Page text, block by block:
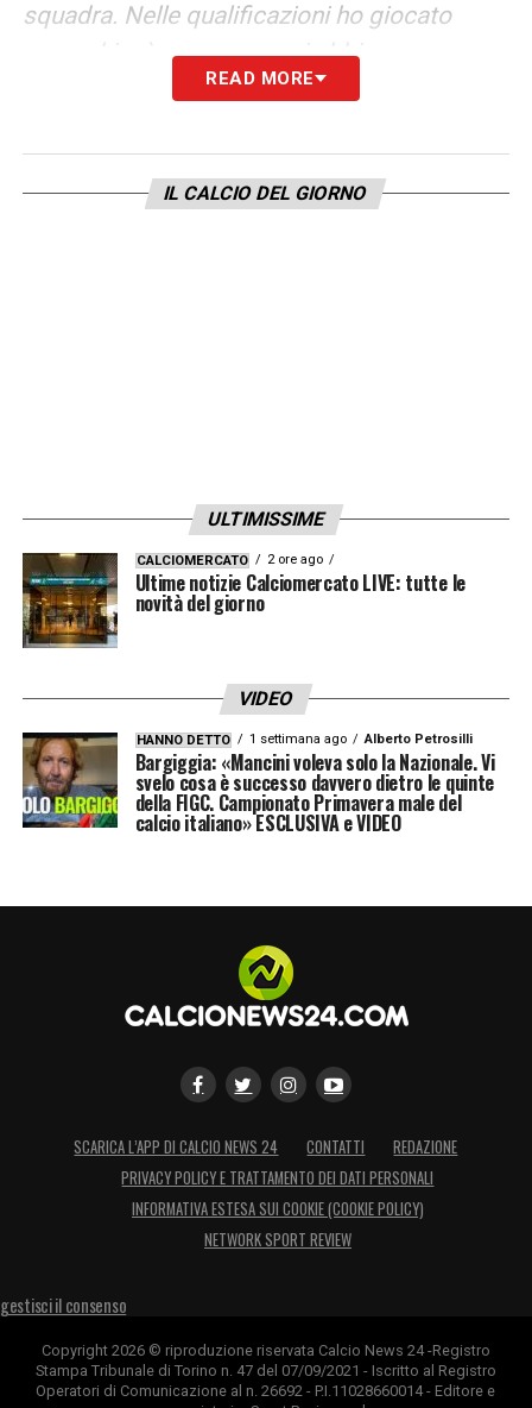
squadra. Nelle qualificazioni ho giocato
parecchio, è vero, ma oggi abbiamo un
gruppo pieno di grandi calciatori. Ci saranno
giocare il più possibile, ma la priorità è
essere utile»
READ MORE
IL CALCIO DEL GIORNO
ULTIMISSIME
CALCIOMERCATO 2 ore ago
Ultime notizie Calciomercato LIVE: tutte le
novità del giorno
VIDEO
HANNO DETTO 1 settimana ago Alberto Petrosilli
Bargiggia: «Mancini voleva solo la Nazionale. Vi
svelo cosa è successo davvero dietro le quinte
della FIGC. Campionato Primavera male del
calcio italiano» ESCLUSIVA e VIDEO
SCARICA L’APP DI CALCIO NEWS 24 CONTATTI
REDAZIONE
PRIVACY POLICY E TRATTAMENTO DEI DATI PERSONALI
INFORMATIVA ESTESA SUI COOKIE (COOKIE POLICY)
NETWORK SPORT REVIEW
gestisci il consenso
Copyright 2026 © riproduzione riservata Calcio News 24 -Registro
Stampa Tribunale di Torino n. 47 del 07/09/2021 - Iscritto al Registro
Operatori di Comunicazione al n. 26692 - P.I.11028660014 - Editore e